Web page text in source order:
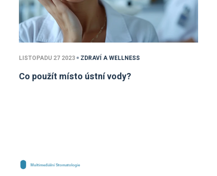
LISTOPADU 27 2023 ZDRAVÍ A WELLNESS
Co použít místo ústní vody?